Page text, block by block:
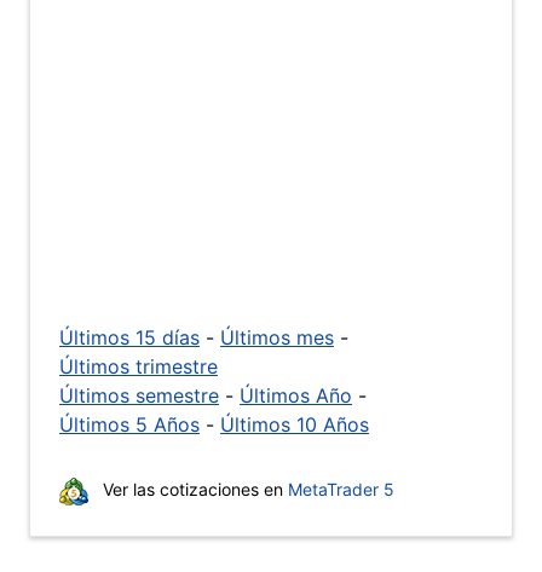
Últimos 15 días - Últimos mes -
Últimos trimestre
Últimos semestre - Últimos Año -
Últimos 5 Años - Últimos 10 Años
Ver las cotizaciones en MetaTrader 5